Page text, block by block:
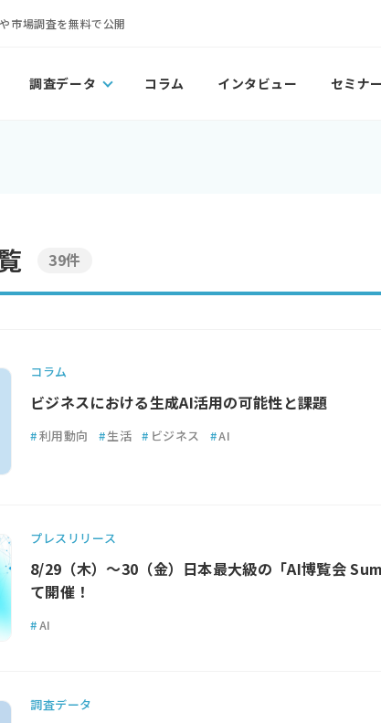
市場調査を無料で公開
調査データ コラム インタビュー セミナー
39件
コラム
ビジネスにおける生成AI活用の可能性と課題
#利用動向 #生活 # ビジネス #AI
プレスリリース
8/29（木）～30（金）日本最大級の「AI博覧会
て開催！
#AI
調査データ